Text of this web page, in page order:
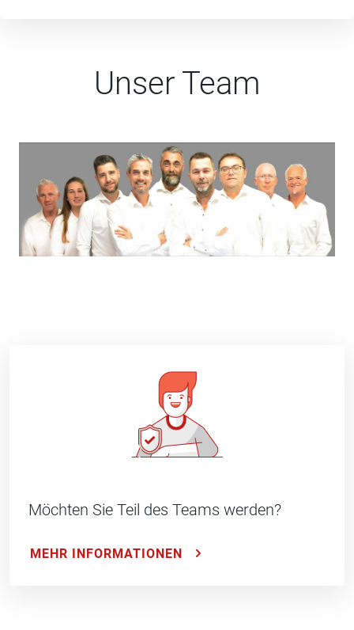
Unser Team
Möchten Sie Teil des Teams werden?
MEHR INFORMATIONEN